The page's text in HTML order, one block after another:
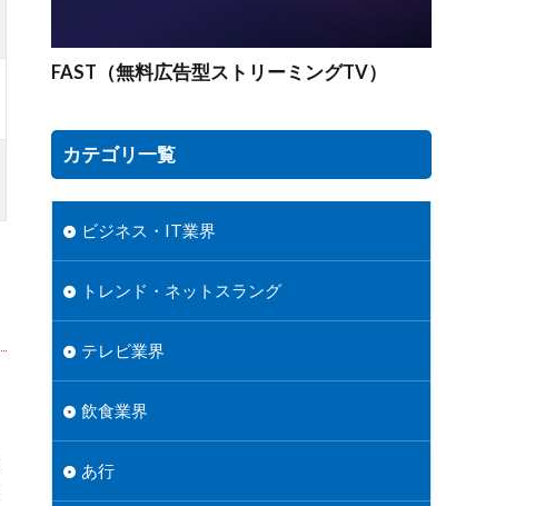
FAST（無料広告型ストリーミングTV）
カテゴリ一覧
ビジネス・IT業界
トレンド・ネットスラング
テレビ業界
飲食業界
あ行